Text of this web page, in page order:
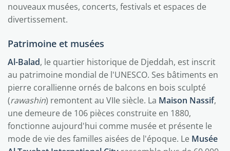
nouveaux musées, concerts, festivals et espaces de
divertissement.
Patrimoine et musées
Al-Balad, le quartier historique de Djeddah, est inscrit
au patrimoine mondial de l'UNESCO. Ses bâtiments en
pierre corallienne ornés de balcons en bois sculpté
(rawashin) remontent au VIIe siècle. La Maison Nassif,
une demeure de 106 pièces construite en 1880,
fonctionne aujourd'hui comme musée et présente le
mode de vie des familles aisées de l'époque. Le Musée